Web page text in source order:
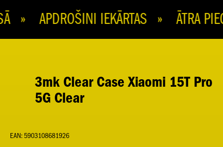
» APDROŠINI IEKĀRTAS » ĀTRA
3mk Clear Case Xiaomi 15T Pro
5G Clear
EAN: 5903108681926